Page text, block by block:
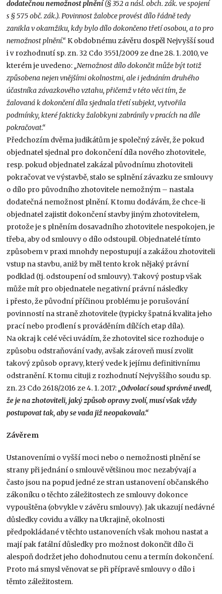
dodatečnou nemožnost plnění(§ 352 a násl. obch. zák. ve spojení
s § 575 obč. zák.). Povinnost žalobce provést dílo řádně tedy
zanikla v okamžiku, kdy bylo dílo dokončeno třetí osobou, a to pro
nemožnost plnění.“K obdobnému závěru dospěl Nejvyšší soud
i v rozhodnutí sp. zn. 32 Cdo 3551/2009 ze dne 28. 1. 2010, ve
kterém je uvedeno: „Nemožnost dílo dokončit může být totiž
způsobena nejen vnějšími okolnostmi, ale i jednáním druhého
účastníka závazkového vztahu, přičemž v této věci tím, že
žalovaná k dokončení díla sjednala třetí subjekt, vytvořila
podmínky, které fakticky žalobkyni zabránily v pracích na díle
pokračovat.“
Předchozím dvěma judikátům je společný závěr, že pokud
objednatel sjednal pro dokončení díla nového zhotovitele,
resp. pokud objednatel zakázal původnímu zhotoviteli
pokračovat ve výstavbě, stalo se splnění závazku ze smlouvy
o dílo pro původního zhotovitele nemožným – nastala
dodatečná nemožnost plnění. K tomu dodávám, že chce-li
objednatel zajistit dokončení stavby jiným zhotovitelem,
protože je s plněním dosavadního zhotovitele nespokojen, je
třeba, aby od smlouvy o dílo odstoupil. Objednatelé tímto
způsobem v praxi mnohdy nepostupují a zakážou zhotoviteli
vstup na stavbu, aniž by měl tento krok nějaký právní
podklad (tj. odstoupení od smlouvy). Takový postup však
může mít pro objednatele negativní právní následky
i přesto, že původní příčinou problému je porušování
povinností na straně zhotovitele (typicky špatná kvalita jeho
prací nebo prodlení s prováděním dílčích etap díla).
Na okraj k celé věci uvádím, že zhotovitel sice rozhoduje o
způsobu odstraňování vady, avšak zároveň musí zvolit
takový způsob opravy, který vede k jejímu definitivnímu
odstranění. K tomu cituji z rozhodnutí Nejvyššího soudu sp.
zn. 23 Cdo 2618/2016 ze 4. 1. 2017:„Odvolací soud správně uvedl,
že je na zhotoviteli, jaký způsob opravy zvolí, musí však vždy
postupovat tak, aby se vada již neopakovala.“
Závěrem
Ustanoveními o vyšší moci nebo o nemožnosti plnění se
strany při jednání o smlouvě většinou moc nezabývají a
často jsou na popud jedné ze stran ustanovení občanského
zákoníku o těchto záležitostech ze smlouvy dokonce
vypouštěna (obvykle v závěru smlouvy). Jak ukazují nedávné
důsledky covidu a války na Ukrajině, okolnosti
předpokládané v těchto ustanoveních však mohou nastat a
mají pak fatální důsledky pro možnost dokončit dílo či
alespoň dodržet jeho dohodnutou cenu a termín dokončení.
Proto má smysl věnovat se při přípravě smlouvy o dílo i
těmto záležitostem.